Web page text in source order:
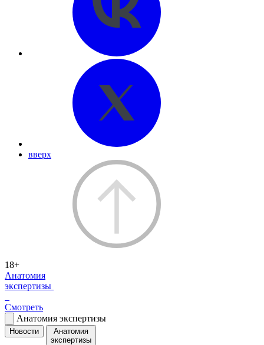
вверх
18+
Анатомия
экспертизы
Смотреть
Анатомия экспертизы
Новости
Анатомия
экспертизы